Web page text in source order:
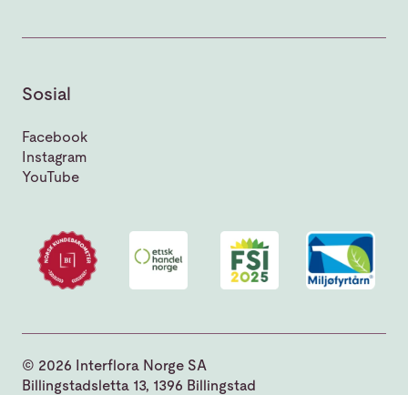
Sosial
Facebook
Instagram
YouTube
© 2026 Interflora Norge SA
Billingstadsletta 13, 1396 Billingstad